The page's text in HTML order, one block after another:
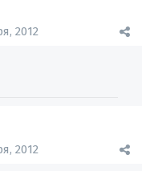
2012
2012